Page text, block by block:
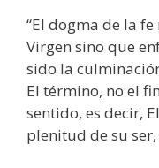
“El dogma de la
Virgen sino que
sido la
El término, no el
sentido, es decir,
plenitud de su